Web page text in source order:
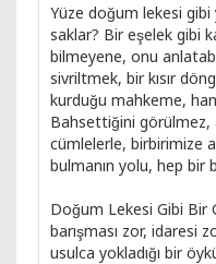
Yüze doğum lekesi
saklar? Bir eşelek gibi
bilmeyene, onu
sivriltmek, bir kısır
kurduğu mahkeme,
Bahsettiğini görülmez,
cümlelerle, birbirimize
bulmanın yolu, hep bir
Doğum Lekesi Gibi Bir
barışması zor, idaresi
usulca yokladığı bir